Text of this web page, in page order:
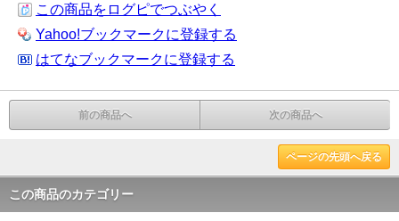
この商品をログピでつぶやく
Yahoo!ブックマークに登録する
はてなブックマークに登録する
前の商品へ 次の商品へ
ページの先頭へ戻る
この商品のカテゴリー